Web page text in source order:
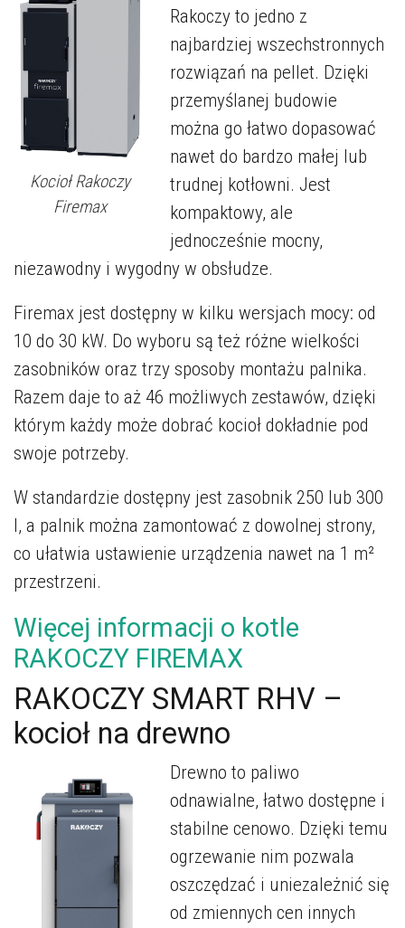
Kocioł Rakoczy
Firemax
Rakoczy to jedno z
najbardziej wszechstronnych
rozwiązań na pellet. Dzięki
przemyślanej budowie
można go łatwo dopasować
nawet do bardzo małej lub
trudnej kotłowni. Jest
kompaktowy, ale
jednocześnie mocny,
niezawodny i wygodny w obsłudze.
Firemax jest dostępny w kilku wersjach mocy: od
10 do 30 kW. Do wyboru są też różne wielkości
zasobników oraz trzy sposoby montażu palnika.
Razem daje to aż 46 możliwych zestawów, dzięki
którym każdy może dobrać kocioł dokładnie pod
swoje potrzeby.
W standardzie dostępny jest zasobnik 250 lub 300
l, a palnik można zamontować z dowolnej strony,
co ułatwia ustawienie urządzenia nawet na 1 m²
przestrzeni.
Więcej informacji o kotle
RAKOCZY FIREMAX
RAKOCZY SMART RHV –
kocioł na drewno
Drewno to paliwo
odnawialne, łatwo dostępne i
stabilne cenowo. Dzięki temu
ogrzewanie nim pozwala
oszczędzać i uniezależnić się
od zmiennych cen innych